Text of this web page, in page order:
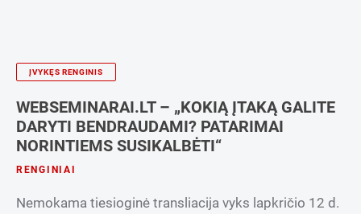
ĮVYKĘS RENGINIS
WEBSEMINARAI.LT – „KOKIĄ ĮTAKĄ GALITE
DARYTI BENDRAUDAMI? PATARIMAI
NORINTIEMS SUSIKALBĖTI“
RENGINIAI
Nemokama tiesioginė transliacija vyks lapkričio 12 d.